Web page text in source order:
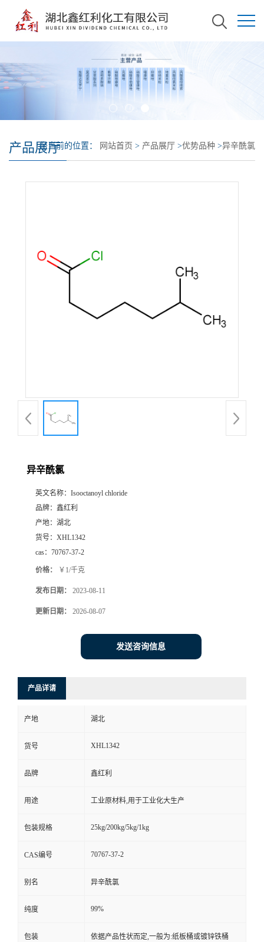
产品展厅您当前的位置： 网站首页 > 产品展厅 >优势品种 >异辛酰氯
异辛酰氯
英文名称： Isooctanoyl chloride
品牌： 鑫红利
产地： 湖北
货号： XHL1342
cas： 70767-37-2
价格： ￥1/千克
发布日期： 2023-08-11
更新日期： 2026-08-07
发送咨询信息
产品详请
产地 湖北
货号 XHL1342
品牌 鑫红利
用途 工业原材料,用于工业化大生产
包装规格 25kg/200kg/5kg/1kg
CAS编号 70767-37-2
别名 异辛酰氯
纯度 99%
包装 依据产品性状而定,一般为:纸板桶或镀锌铁桶